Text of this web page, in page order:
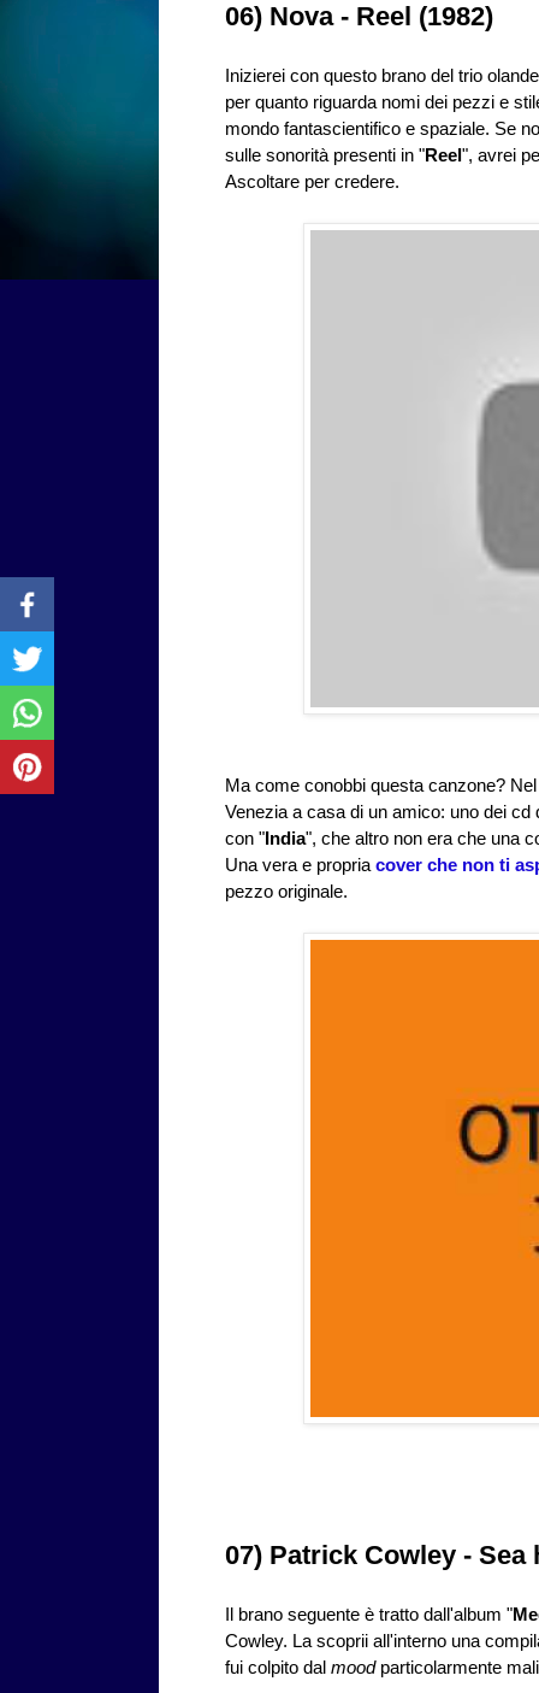
06) Nova - Reel (1982)
Inizierei con questo brano del trio
per quanto riguarda nomi dei pezzi e
mondo fantascientifico e spaziale. Se
sulle sonorità presenti in "Reel", avrei
Ascoltare per credere.
Ma come conobbi questa canzone?
Venezia a casa di un amico: uno dei cd
con "India", che altro non era che una
Una vera e propria cover che non ti
pezzo originale.
07) Patrick Cowley - Sea
Il brano seguente è tratto dall'album "
Cowley. La scoprii all'interno una
fui colpito dal moodparticolarmente